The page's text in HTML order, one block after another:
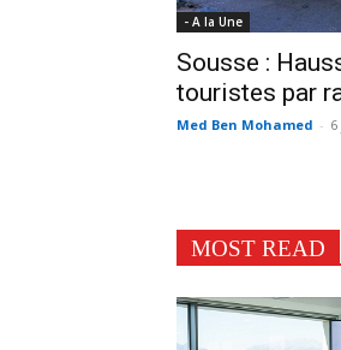
- A la Une
Sousse :
touristes par
Med Ben Mohamed -
MOST READ